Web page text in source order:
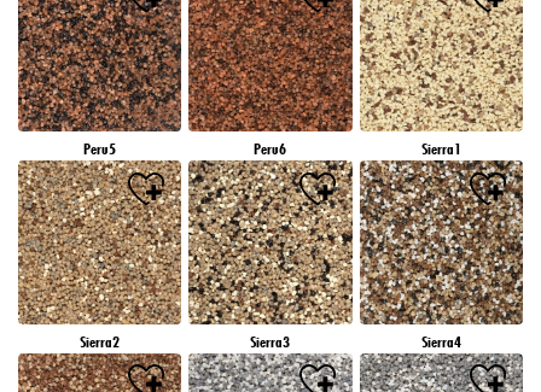
Peru5 Peru6 Sierra1
Sierra2 Sierra3 Sierra4